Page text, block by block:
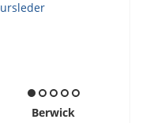
Berwick